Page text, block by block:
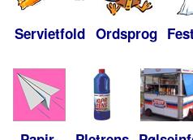
Servietfold Ordsprog